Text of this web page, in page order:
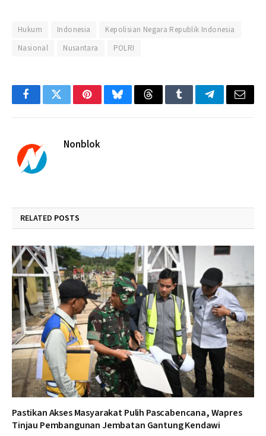
Hukum Indonesia
Kepolisian Negara Republik Indonesia
Nasional
Nusantara POLRI
FacebookTwitterPinterestBlueskyThreadsTumblrTelegramEmail
Nonblok
RELATED POSTS
Pastikan Akses Masyarakat Pulih Pascabencana, Wapres
Tinjau Pembangunan Jembatan Gantung Kendawi